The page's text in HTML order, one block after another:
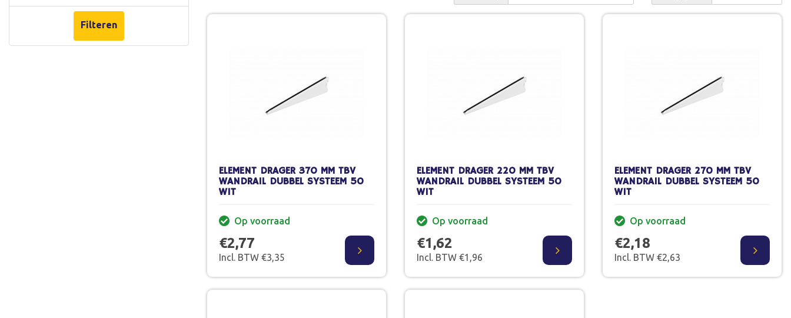
Filteren
ELEMENT DRAGER 370 MM TBV
WANDRAIL DUBBEL SYSTEEM 50
WIT
Op voorraad
€2,77
Incl. BTW €3,35
ELEMENT DRAGER 220 MM TBV
WANDRAIL DUBBEL SYSTEEM 50
WIT
Op voorraad
€1,62
Incl. BTW €1,96
ELEMENT DRAGER 270 MM TBV
WANDRAIL DUBBEL SYSTEEM 50
WIT
Op voorraad
€2,18
Incl. BTW €2,63